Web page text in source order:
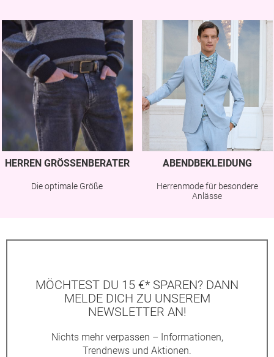
HERREN GRÖSSENBERATER
Die optimale Größe
ABENDBEKLEIDUNG
Herrenmode für besondere
Anlässe
MÖCHTEST DU 15 €* SPAREN? DANN
MELDE DICH ZU UNSEREM
NEWSLETTER AN!
Nichts mehr verpassen – Informationen,
Trendnews und Aktionen.